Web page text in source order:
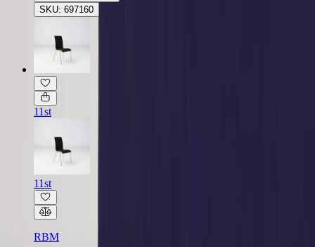
SKU: 697160
11st
11st
RBM